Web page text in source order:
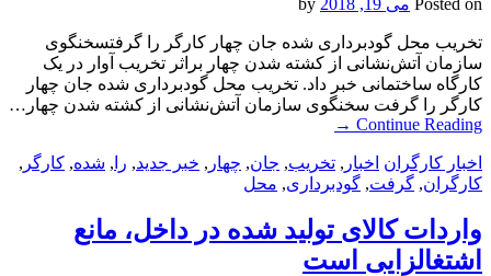
تخریب محل گودبرداری شده جان چهار کارگر را گرفتسخنگوی
سازمان آتش‌نشانی از کشته شدن چهار براثر تخریب آوار در یک
کارگاه ساختمانی خبر داد. تخریب محل گودبرداری شده جان چهار
کارگر را گرفت سخنگوی سازمان آتش‌نشانی از کشته شدن چهار…
Continue Reading
→
اخبار کارگران اخبار , تخریب, جان, چهار , خبر جدید, را , شده, کارگر ,
کارگران, گرفت, گودبرداری, محل
واردات کالای تولید شده در داخل، مانع
اشتغالزایی است